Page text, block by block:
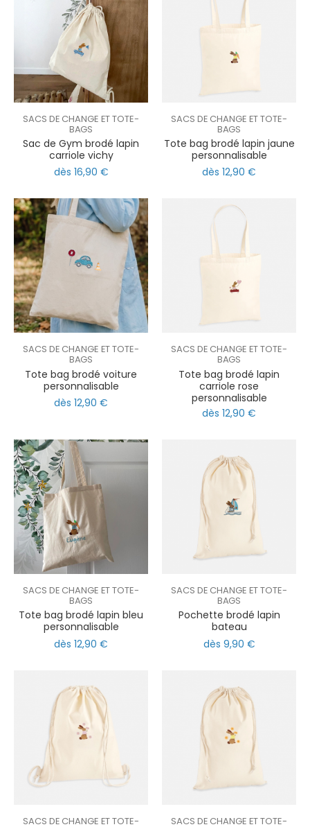
SACS DE CHANGE ET TOTE-
BAGS
Sac de Gym brodé lapin
carriole vichy
dès 16,90 €
SACS DE CHANGE ET TOTE-
BAGS
Tote bag brodé lapin jaune
personnalisable
dès 12,90 €
SACS DE CHANGE ET TOTE-
BAGS
Tote bag brodé voiture
personnalisable
dès 12,90 €
SACS DE CHANGE ET TOTE-
BAGS
Tote bag brodé lapin
carriole rose
personnalisable
dès 12,90 €
SACS DE CHANGE ET TOTE-
BAGS
Tote bag brodé lapin bleu
personnalisable
dès 12,90 €
SACS DE CHANGE ET TOTE-
BAGS
Pochette brodé lapin
bateau
dès 9,90 €
SACS DE CHANGE ET TOTE- SACS DE CHANGE ET TOTE-